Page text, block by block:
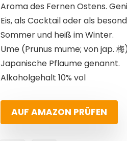
Aroma des Fernen Ostens.
Eis, als Cocktail oder als
Sommer und heiß im Winter.
Ume (Prunus mume; von jap.
Japanische Pflaume genannt.
Alkoholgehalt 10% vol
AUF AMAZON PRÜFEN